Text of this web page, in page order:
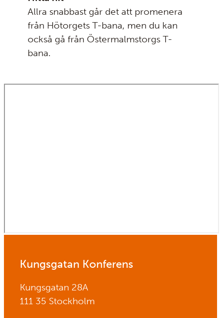
Allra snabbast går det att promenera
från Hötorgets T-bana, men du kan
också gå från Östermalmstorgs T-
bana.
Kungsgatan Konferens
Kungsgatan 28A
111 35 Stockholm